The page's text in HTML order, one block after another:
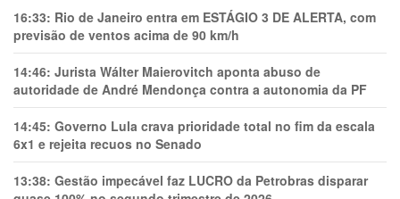
16:33: Rio de Janeiro entra em ESTÁGIO 3 DE ALERTA, com
previsão de ventos acima de 90 km/h
14:46: Jurista Wálter Maierovitch aponta abuso de
autoridade de André Mendonça contra a autonomia da PF
14:45: Governo Lula crava prioridade total no fim da escala
6x1 e rejeita recuos no Senado
13:38: Gestão impecável faz LUCRO da Petrobras disparar